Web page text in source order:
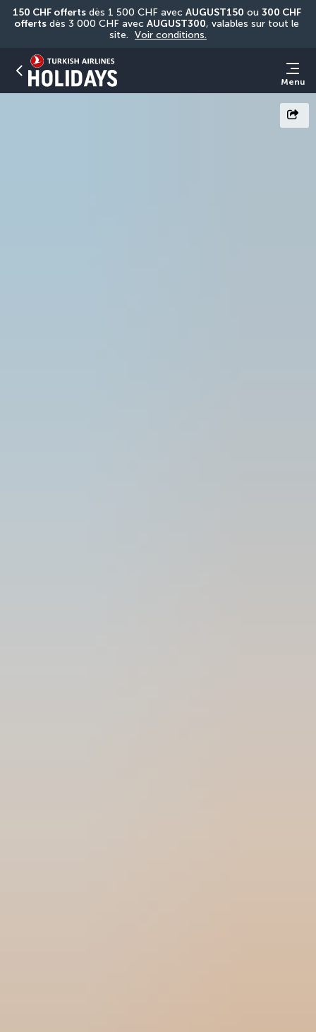
150 CHF offerts dès 1 500 CHF avec AUGUST150 ou 300 CHF
offerts dès 3 000 CHF avec AUGUST300, valables sur tout le
site. Voir conditions.
Menu